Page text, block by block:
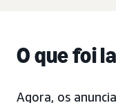
O que foi
Agora, os